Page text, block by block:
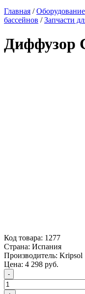
Главная /Оборудование
бассейнов /Запчасти
Диффузор
Код товара: 1277
Страна: Испания
Производитель: Kripsol
Цена: 4 298 руб.
-